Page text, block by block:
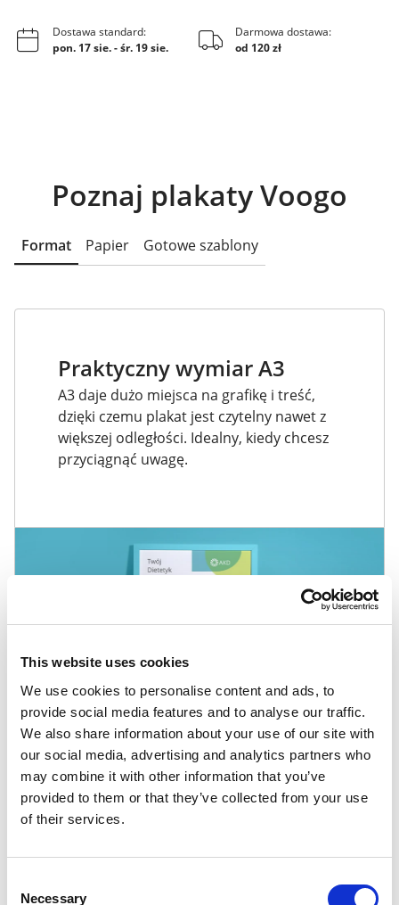
This website uses cookies
We use cookies to personalise content and ads, to
provide social media features and to analyse our traffic.
We also share information about your use of our site with
our social media, advertising and analytics partners who
may combine it with other information that you’ve
provided to them or that they’ve collected from your use
of their services.
Selection
Necessary
Dostawa standard:
pon. 17 sie.-śr. 19 sie.
Darmowa dostawa:
od 120 zł
Poznaj plakaty Voogo
Format Papier Gotowe szablony
Praktyczny wymiar A3
A3 daje dużo miejsca na grafikę i treść,
dzięki czemu plakat jest czytelny nawet z
większej odległości. Idealny, kiedy chcesz
przyciągnąć uwagę.
Inne szablony